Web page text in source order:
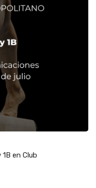
en Club